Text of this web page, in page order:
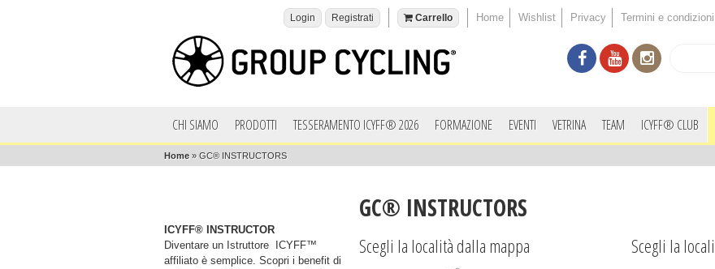
Home Wishlist Privacy Termini e condizioni
Carrello
Login Registrati
CHI SIAMO PRODOTTI TESSERAMENTO ICYFF® 2026 FORMAZIONE EVENTI VETRINA TEAM ICYFF® CLUB
Home » GC® INSTRUCTORS
ICYFF® INSTRUCTOR
Diventare un Istruttore ICYFF™
affiliato è semplice. Scopri i benefit di
GC® INSTRUCTORS
Scegli la località dalla mappa Scegli la